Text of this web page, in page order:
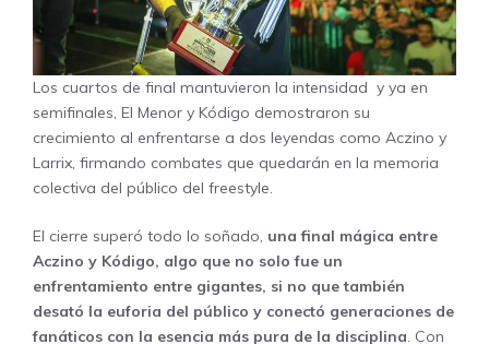
Los cuartos de final mantuvieron la intensidad y ya en
semifinales, El Menor y Kódigo demostraron su
crecimiento al enfrentarse a dos leyendas como Aczino y
Larrix, firmando combates que quedarán en la memoria
colectiva del público del freestyle.
El cierre superó todo lo soñado, una final mágica entre
Aczino y Kódigo, algo que no solo fue un
enfrentamiento entre gigantes, si no que también
desató la euforia del público y conectó generaciones de
fanáticos con la esencia más pura de la disciplina. Con